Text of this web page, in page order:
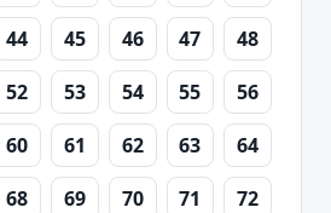
44 45 46 47
48
52 53 54 55
56
60 61 62 63
64
68 69 70 71
72